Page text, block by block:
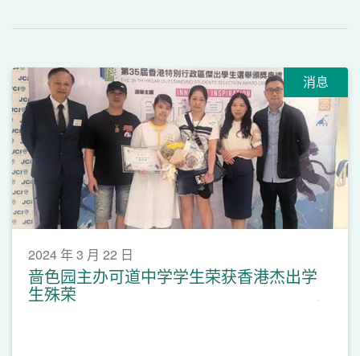
消息
2024 年 3 月 22 日
啬色园主办可道中学学生荣获香港杰出学
生殊荣